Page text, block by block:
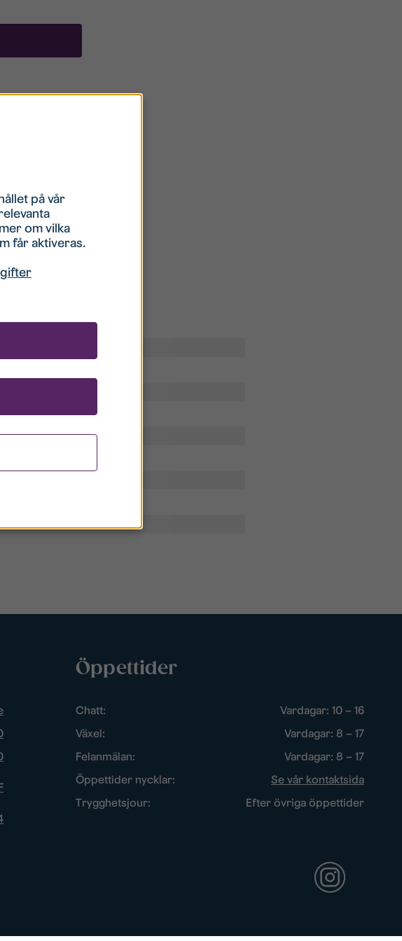
du vara
Öppettider
Chatt:
Vardagar: 10 – 16
Växel:
Vardagar: 8 – 17
Felanmälan:
Vardagar: 8 – 17
Öppettider nycklar:
Se vår kontaktsida
Trygghetsjour:
Efter övriga öppettider
på vår
om vilka
får aktiveras.